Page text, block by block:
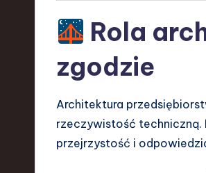
Rola
zgodzie
Architektura
rzeczywistość techniczną.
przejrzystość i